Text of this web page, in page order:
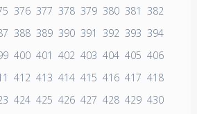
376 377 378 379 380 381
382
388 389 390 391 392 393 394
400 401 402 403 404 405 406
412 413 414 415 416 417 418
424 425 426 427 428 429 430